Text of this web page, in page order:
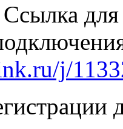
Ссылка
j/